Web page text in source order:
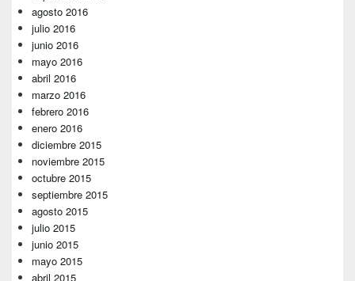
agosto 2016
julio 2016
junio 2016
mayo 2016
abril 2016
marzo 2016
febrero 2016
enero 2016
diciembre 2015
noviembre 2015
octubre 2015
septiembre 2015
agosto 2015
julio 2015
junio 2015
mayo 2015
abril 2015